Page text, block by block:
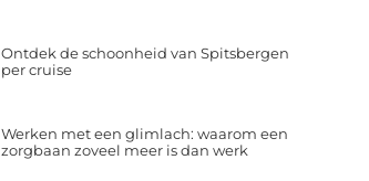
Ontdek de schoonheid van Spitsbergen
per cruise
Werken met een glimlach: waarom een
zorgbaan zoveel meer is dan werk